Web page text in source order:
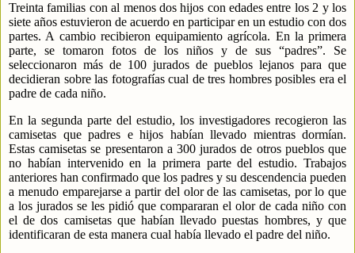
Treinta familias con al menos dos hijos con edades entre los 2 y los
siete años estuvieron de acuerdo en participar en un estudio con dos
partes. A cambio recibieron equipamiento agrícola. En la primera
parte, se tomaron fotos de los niños y de sus “padres”. Se
seleccionaron más de 100 jurados de pueblos lejanos para que
decidieran sobre las fotografías cual de tres hombres posibles era el
padre de cada niño.
En la segunda parte del estudio, los investigadores recogieron las
camisetas que padres e hijos habían llevado mientras dormían.
Estas camisetas se presentaron a 300 jurados de otros pueblos que
no habían intervenido en la primera parte del estudio. Trabajos
anteriores han confirmado que los padres y su descendencia pueden
a menudo emparejarse a partir del olor de las camisetas, por lo que
a los jurados se les pidió que compararan el olor de cada niño con
el de dos camisetas que habían llevado puestas hombres, y que
identificaran de esta manera cual había llevado el padre del niño.